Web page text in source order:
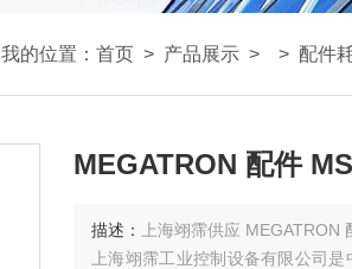
我的位置： 首页 > 产品展示 > > 配件
MEGATRON 配件
描述：
上海翊霈供应 MEGATRON
上海翊霈工业控制设备有限公司